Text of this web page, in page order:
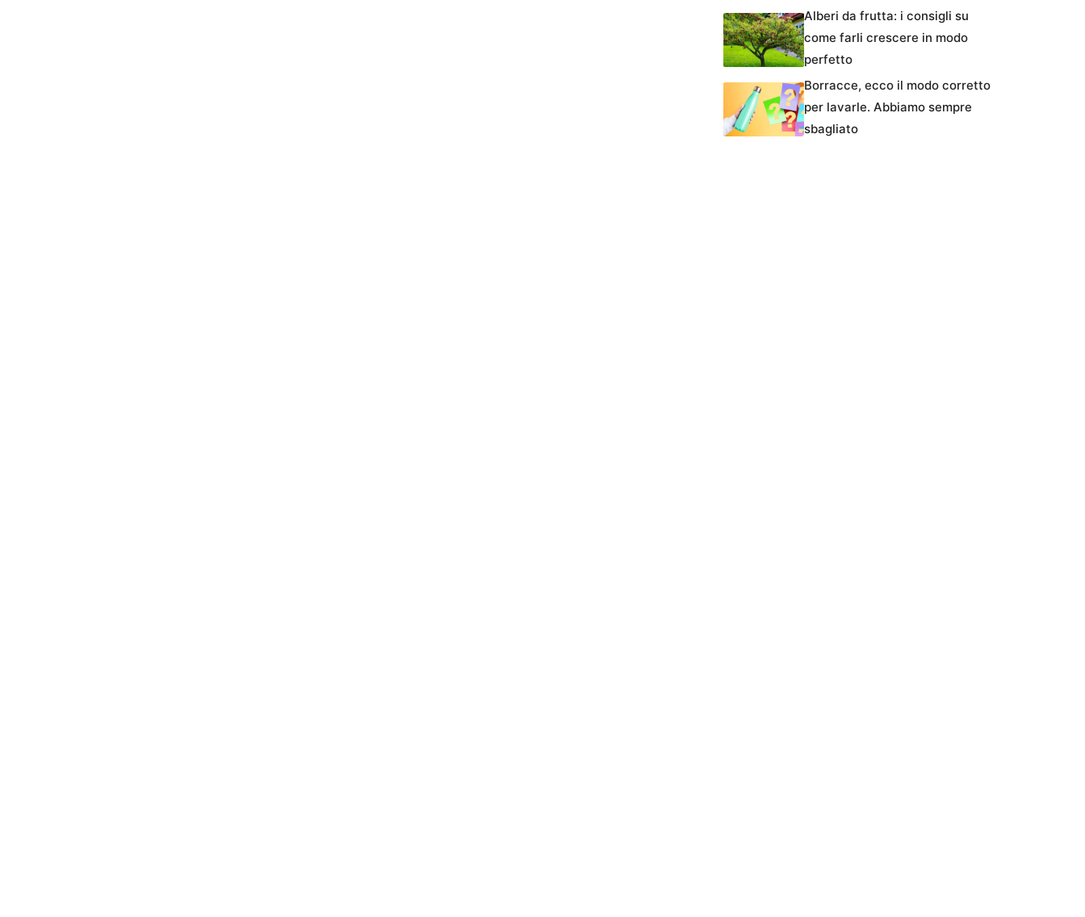
Alberi da frutta: i consigli su
come farli crescere in modo
perfetto
Borracce, ecco il modo corretto
per lavarle. Abbiamo sempre
sbagliato